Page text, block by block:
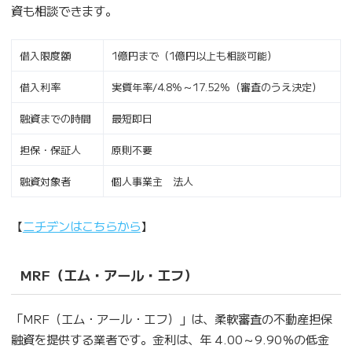
資も相談できます。
借入限度額 1億円まで（1億円以上も相談可能）
借入利率 実質年率/4.8%～17.52%（審査のうえ決定）
融資までの時間 最短即日
担保・保証人 原則不要
融資対象者 個人事業主 法人
【ニチデンはこちらから】
MRF（エム・アール・エフ）
「MRF（エム・アール・エフ）」は、柔軟審査の不動産担保
融資を提供する業者です。金利は、年 4.00～9.90％の低金